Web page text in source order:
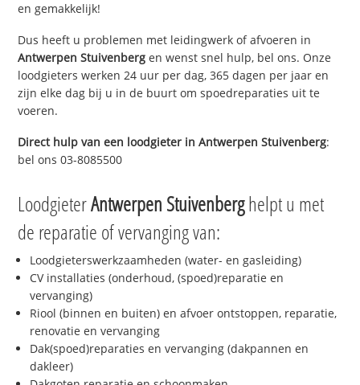
en gemakkelijk!
Dus heeft u problemen met leidingwerk of afvoeren in
Antwerpen Stuivenberg en wenst snel hulp, bel ons. Onze
loodgieters werken 24 uur per dag, 365 dagen per jaar en
zijn elke dag bij u in de buurt om spoedreparaties uit te
voeren.
Direct hulp van een loodgieter inAntwerpen Stuivenberg:
bel ons 03-8085500
LoodgieterAntwerpen Stuivenberghelpt u met
de reparatie of vervanging van:
Loodgieterswerkzaamheden (water- en gasleiding)
CV installaties (onderhoud, (spoed)reparatie en
vervanging)
Riool (binnen en buiten) en afvoer ontstoppen, reparatie,
renovatie en vervanging
Dak(spoed)reparaties en vervanging (dakpannen en
dakleer)